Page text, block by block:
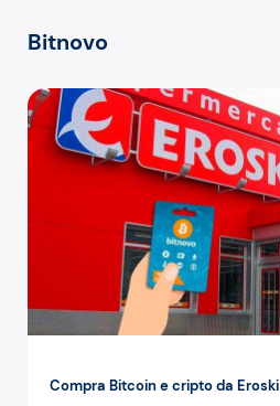
Bitnovo
Compra Bitcoin e cripto da
Compra Bitcoin e cripto da